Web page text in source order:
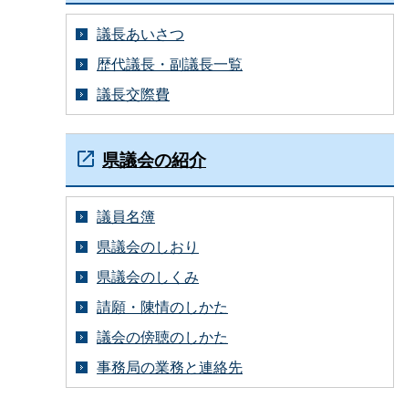
議長あいさつ
歴代議長・副議長一覧
議長交際費
県議会の紹介
議員名簿
県議会のしおり
県議会のしくみ
請願・陳情のしかた
議会の傍聴のしかた
事務局の業務と連絡先